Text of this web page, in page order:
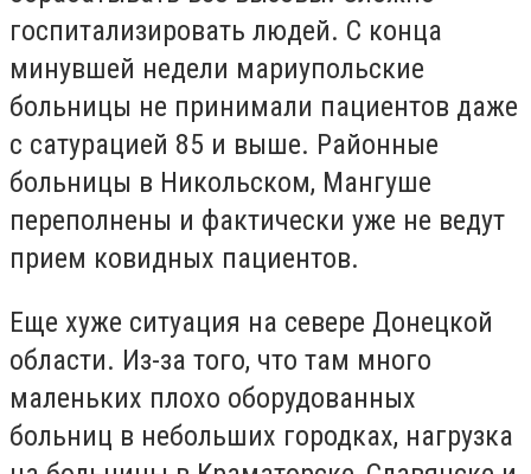
госпитализировать людей. С конца
минувшей недели мариупольские
больницы не принимали пациентов даже
с сатурацией 85 и выше. Районные
больницы в Никольском, Мангуше
переполнены и фактически уже не ведут
прием ковидных пациентов.
Еще хуже ситуация на севере Донецкой
области. Из-за того, что там много
маленьких плохо оборудованных
больниц в небольших городках, нагрузка